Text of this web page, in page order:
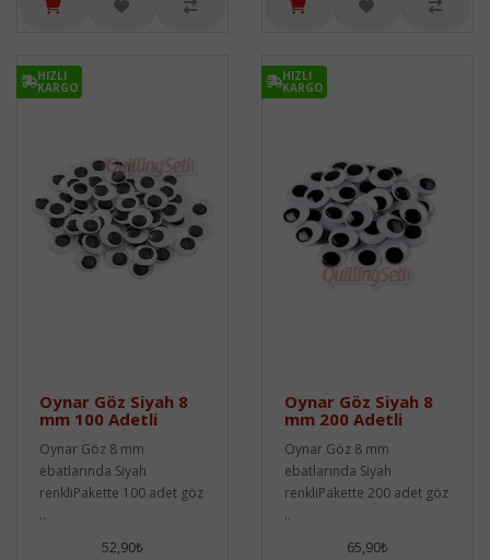
HIZLI
KARGO
Oynar Göz Siyah 8
mm 100 Adetli
Oynar Göz 8 mm
ebatlarında Siyah
renkliPakette 100 adet göz
..
52,90₺
HIZLI
KARGO
Oynar Göz Siyah 8
mm 200 Adetli
Oynar Göz 8 mm
ebatlarında Siyah
renkliPakette 200 adet göz
..
65,90₺